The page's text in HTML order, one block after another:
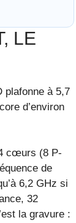
LE
plafonne à 5,7
d’environ
cœurs (8 P-
de
6,2 GHz si
32
la gravure :